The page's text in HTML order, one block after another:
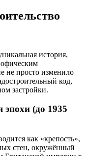
история,
не просто изменило
код,
застройки.
эпохи (до 1935
как «крепость»,
стен, окружённый